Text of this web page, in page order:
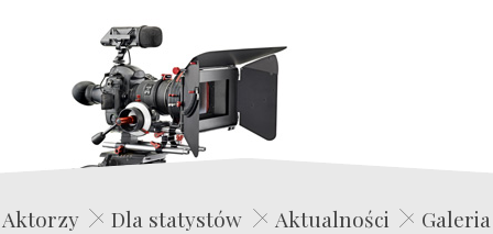
Edwin Film Agencja Aktorska
Aktorzy Dla statystów Aktualności
Galeria